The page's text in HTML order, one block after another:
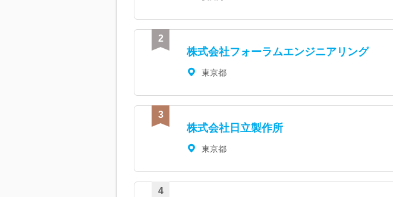
株式会社フォーラムエンジニアリング
東京都
株式会社日立製作所
東京都